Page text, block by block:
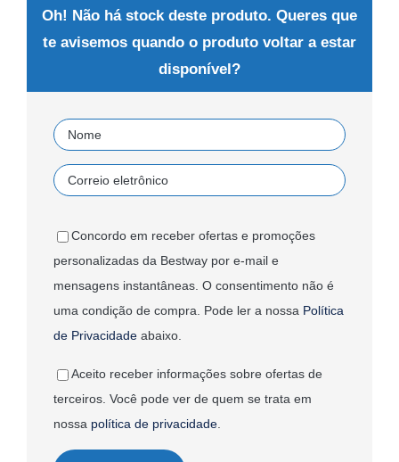
Oh! Não há stock deste produto. Queres que
te avisemos quando o produto voltar a estar
disponível?
Concordo em receber ofertas e promoções
personalizadas da Bestway por e-mail e
mensagens instantâneas. O consentimento não é
uma condição de compra. Pode ler a nossa Política
de Privacidadeabaixo.
Aceito receber informações sobre ofertas de
terceiros. Você pode ver de quem se trata em
nossa política de privacidade.